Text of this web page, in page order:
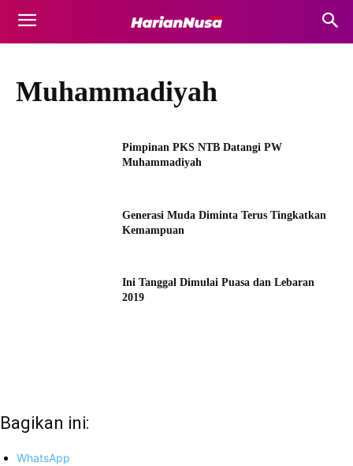
Muhammadiyah
Pimpinan PKS NTB Datangi PW
Muhammadiyah
Generasi Muda Diminta Terus Tingkatkan
Kemampuan
Ini Tanggal Dimulai Puasa dan Lebaran
2019
Bagikan ini:
WhatsApp